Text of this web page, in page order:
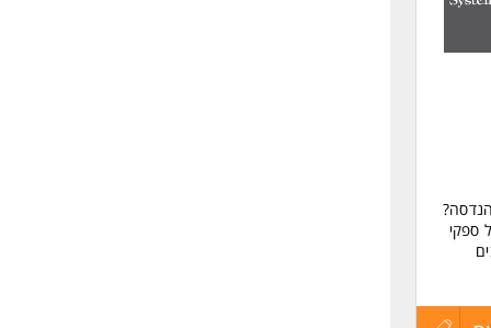
ספקי
זה